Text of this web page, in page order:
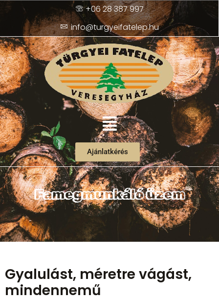
+06 28 387 997
info@turgyeifatelep.hu
Ajánlatkérés
Famegmunkáló üzem
Gyalulást, méretre vágást,
mindennemű